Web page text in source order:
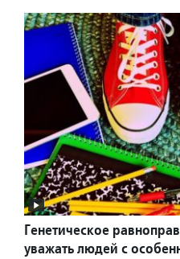
Генетическое
уважать людей с